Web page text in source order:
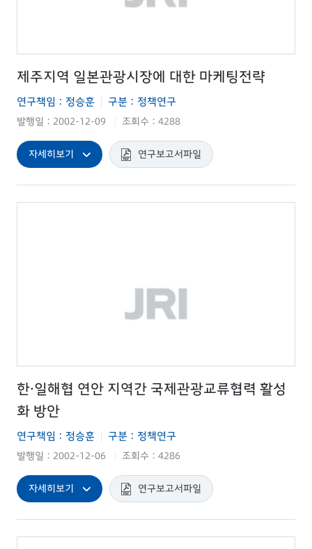
제주지역 일본관광시장에 대한 마케팅전략
연구책임 : 정승훈 구분 : 정책연구
발행일 : 2002-12-09 조회수 : 4288
자세히보기 연구보고서파일
한·일해협 연안 지역간 국제관광교류협력 활성
화 방안
연구책임 : 정승훈 구분 : 정책연구
발행일 : 2002-12-06 조회수 : 4286
자세히보기 연구보고서파일